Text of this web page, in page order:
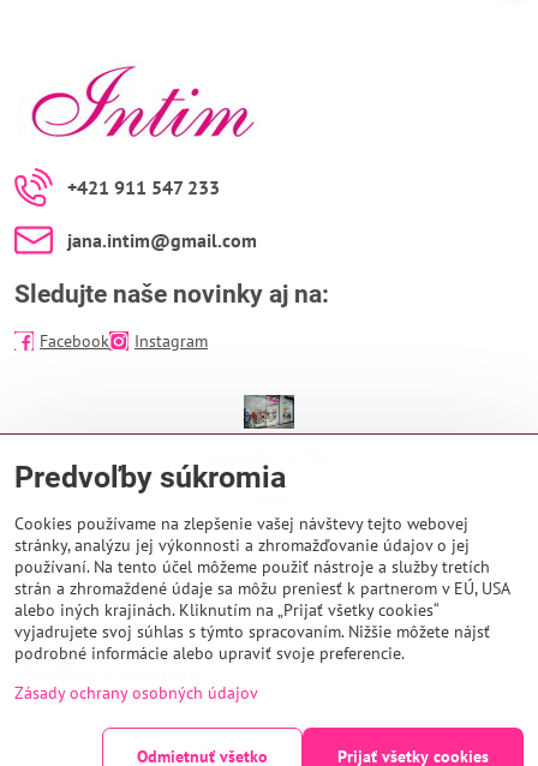
+421 911 547 233
jana​.intim​@gmail​.com
Sledujte naše novinky aj na:
Facebook Instagram
EUROPA SC
974 01 Banská Bystrica
Otváracie hodiny:
PO - NE 9:00 - 21:00
© 2026
Predvoľby súkromia
Cookies používame na zlepšenie vašej návštevy tejto webovej
stránky, analýzu jej výkonnosti a zhromažďovanie údajov o jej
používaní. Na tento účel môžeme použiť nástroje a služby tretích
strán a zhromaždené údaje sa môžu preniesť k partnerom v EÚ, USA
alebo iných krajinách. Kliknutím na „Prijať všetky cookies“
vyjadrujete svoj súhlas s týmto spracovaním. Nižšie môžete nájsť
podrobné informácie alebo upraviť svoje preferencie.
Zásady ochrany osobných údajov
Prijať všetky cookies
Odmietnuť všetko